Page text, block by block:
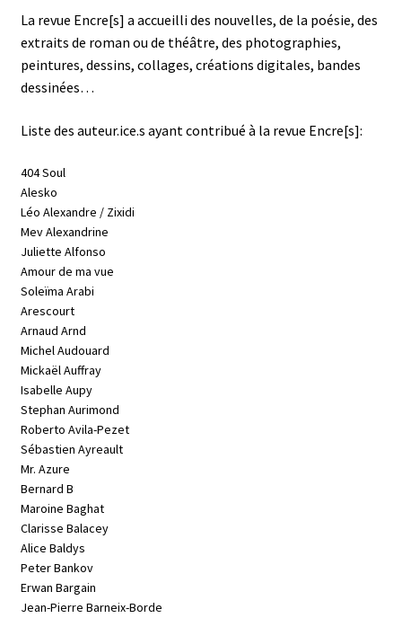
La revue Encre[s] a accueilli des nouvelles, de la poésie, des
extraits de roman ou de théâtre, des photographies,
peintures, dessins, collages, créations digitales, bandes
dessinées…
Liste des auteur.ice.s ayant contribué à la revue Encre[s]:
404 Soul
Alesko
Léo Alexandre / Zixidi
Mev Alexandrine
Juliette Alfonso
Amour de ma vue
Soleïma Arabi
Arescourt
Arnaud Arnd
Michel Audouard
Mickaël Auffray
Isabelle Aupy
Stephan Aurimond
Roberto Avila-Pezet
Sébastien Ayreault
Mr. Azure
Bernard B
Maroine Baghat
Clarisse Balacey
Alice Baldys
Peter Bankov
Erwan Bargain
Jean-Pierre Barneix-Borde